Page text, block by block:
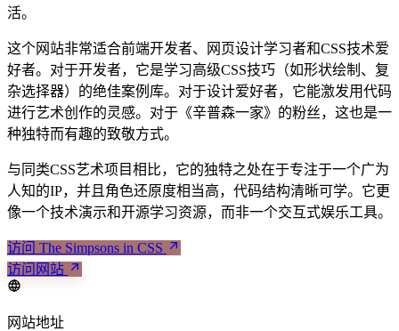
活。
这个网站非常适合前端开发者、网页设计学习者和CSS技术爱
好者。对于开发者，它是学习高级CSS技巧（如形状绘制、复
杂选择器）的绝佳案例库。对于设计爱好者，它能激发用代码
进行艺术创作的灵感。对于《辛普森一家》的粉丝，这也是一
种独特而有趣的致敬方式。
与同类CSS艺术项目相比，它的独特之处在于专注于一个广为
人知的IP，并且角色还原度相当高，代码结构清晰可学。它更
像一个技术演示和开源学习资源，而非一个交互式娱乐工具。
访问 The Simpsons in CSS
访问网站
网站地址